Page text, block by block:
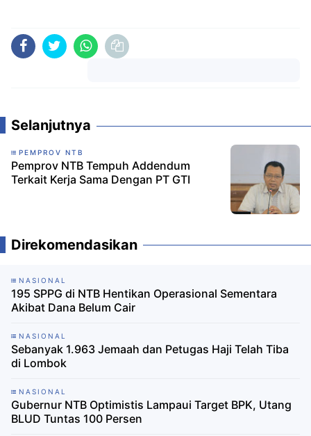
Selanjutnya
PEMPROV NTB
Pemprov NTB Tempuh Addendum
Terkait Kerja Sama Dengan PT GTI
Direkomendasikan
NASIONAL
195 SPPG di NTB Hentikan Operasional Sementara
Akibat Dana Belum Cair
NASIONAL
Sebanyak 1.963 Jemaah dan Petugas Haji Telah Tiba
di Lombok
NASIONAL
Gubernur NTB Optimistis Lampaui Target BPK, Utang
BLUD Tuntas 100 Persen